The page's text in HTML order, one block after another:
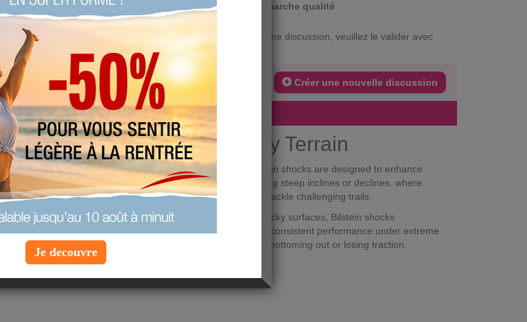
Maman & bébé Beauté La communauté Démarche qualité
d'aujourdhui.com. Avant de suivre un conseil extrait d'une discussion, veuillez le valider avec
Créer une nouvelle discussion
of Bilstein Shocks for Rocky Terrain
involves sudden changes in elevation and sharp turns. Bilstein shocks are designed to enhance
and control. This is particularly important when navigating steep inclines or declines, where
With Bilstein shocks, you can feel more confident as you tackle challenging trails.
may struggle to keep up with the unpredictable nature of rocky surfaces, Bilstein shocks
feature a monotube design that allows for consistent performance under extreme
control over your vehicle’s movements, reducing the risk of bottoming out or losing traction.
Je decouvre